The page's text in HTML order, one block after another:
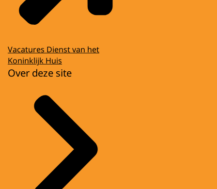
Vacatures Dienst van het
Koninklijk Huis
Over deze site